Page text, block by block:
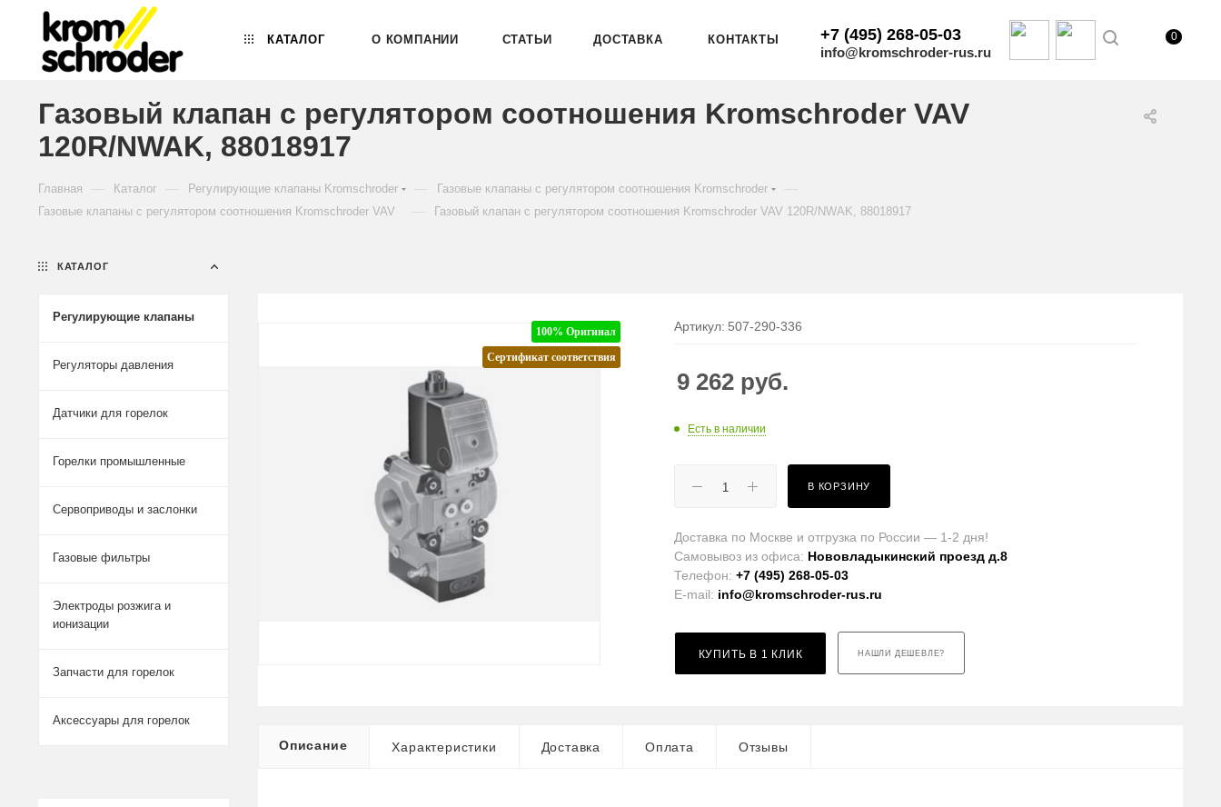
КАТАЛОГ О КОМПАНИИ СТАТЬИ ДОСТАВКА КОНТАКТЫ +7 (495) 268-05-03
info@kromschroder-rus.ru
0
Газовый клапан с регулятором соотношения Kromschroder VAV
120R/NWAK, 88018917
Главная Каталог Регулирующие клапаны Kromschroder Газовые клапаны с регулятором соотношения Kromschroder
Газовые клапаны с регулятором соотношения Kromschroder VAV Газовый клапан с регулятором соотношения Kromschroder VAV 120R/NWAK, 88018917
100% Оригинал
Сертификат соответствия
Артикул: 507-290-336
9 262 руб.
Есть в наличии
В КОРЗИНУ
Доставка по Москве и отгрузка по России — 1-2 дня!
Самовывоз из офиса: Нововладыкинский проезд д.8
Телефон:+7 (495) 268-05-03
E-mail: info@kromschroder-rus.ru
КУПИТЬ В 1 КЛИК НАШЛИ ДЕШЕВЛЕ?
Описание Характеристики Доставка Оплата Отзывы
КАТАЛОГ
Регулирующие клапаны
Регуляторы давления
Датчики для горелок
Горелки промышленные
Сервоприводы и заслонки
Газовые фильтры
Электроды розжига и
ионизации
Запчасти для горелок
Аксессуары для горелок